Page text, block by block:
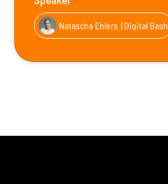
Natascha Ehlers | Digital Bash